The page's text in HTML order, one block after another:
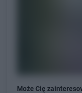
Może Cię